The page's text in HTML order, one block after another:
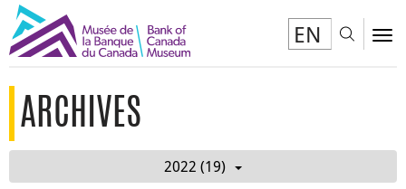
EN
ARCHIVES
2022 (19)